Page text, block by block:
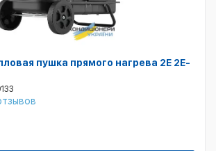
пушка прямого нагрева 2E 2E-